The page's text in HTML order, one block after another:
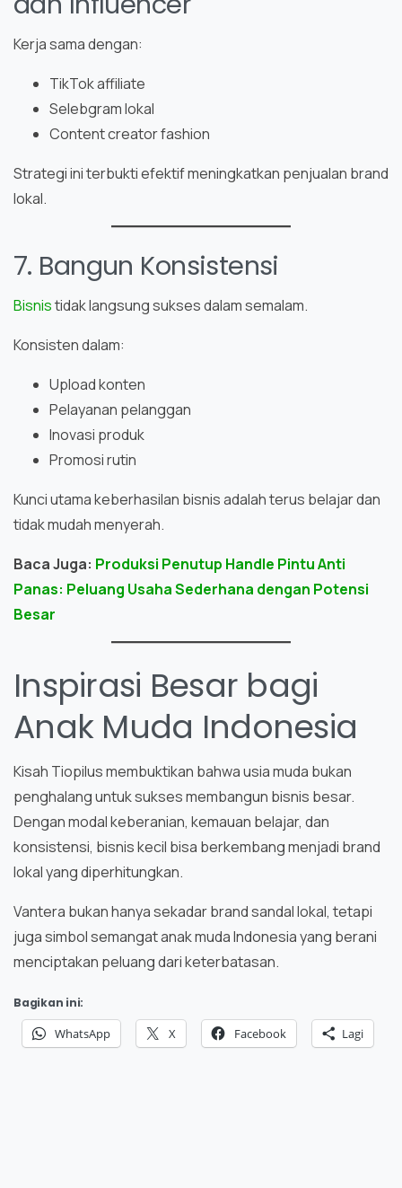
Kerja sama dengan:
TikTok affiliate
Selebgram lokal
Content creator fashion
Strategi ini terbukti efektif meningkatkan penjualan brand
lokal.
7. Bangun Konsistensi
Bisnistidak langsung sukses dalam semalam.
Konsisten dalam:
Upload konten
Pelayanan pelanggan
Inovasi produk
Promosi rutin
Kunci utama keberhasilan bisnis adalah terus belajar dan
tidak mudah menyerah.
Baca Juga: Produksi Penutup Handle Pintu Anti
Panas: Peluang Usaha Sederhana dengan Potensi
Besar
Inspirasi Besar bagi
Anak Muda Indonesia
Kisah Tiopilus membuktikan bahwa usia muda bukan
penghalang untuk sukses membangun bisnis besar.
Dengan modal keberanian, kemauan belajar, dan
konsistensi, bisnis kecil bisa berkembang menjadi brand
lokal yang diperhitungkan.
Vantera bukan hanya sekadar brand sandal lokal, tetapi
juga simbol semangat anak muda Indonesia yang berani
menciptakan peluang dari keterbatasan.
Bagikan ini:
WhatsApp X Facebook Lagi